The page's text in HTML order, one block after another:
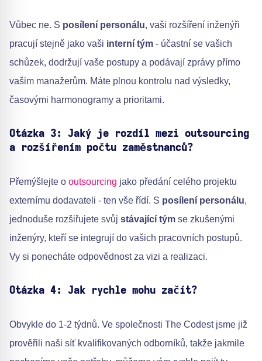
Vůbec ne. S posílení personálu, vaši rozšíření inženýři
pracují stejně jako vaši interní tým - účastní se vašich
schůzek, dodržují vaše postupy a podávají zprávy přímo
vašim manažerům. Máte plnou kontrolu nad výsledky,
časovými harmonogramy a prioritami.
Otázka 3: Jaký je rozdíl mezi outsourcing
a rozšířením počtu zaměstnanců?
Přemýšlejte o outsourcing jako předání celého projektu
externímu dodavateli - ten vše řídí. S posílení personálu,
jednoduše rozšiřujete svůj stávající tým se zkušenými
inženýry, kteří se integrují do vašich pracovních postupů.
Vy si ponecháte odpovědnost za vizi a realizaci.
Otázka 4: Jak rychle mohu začít?
Obvykle do 1-2 týdnů. Ve společnosti The Codest jsme již
prověřili naši síť kvalifikovaných odborníků, takže jakmile